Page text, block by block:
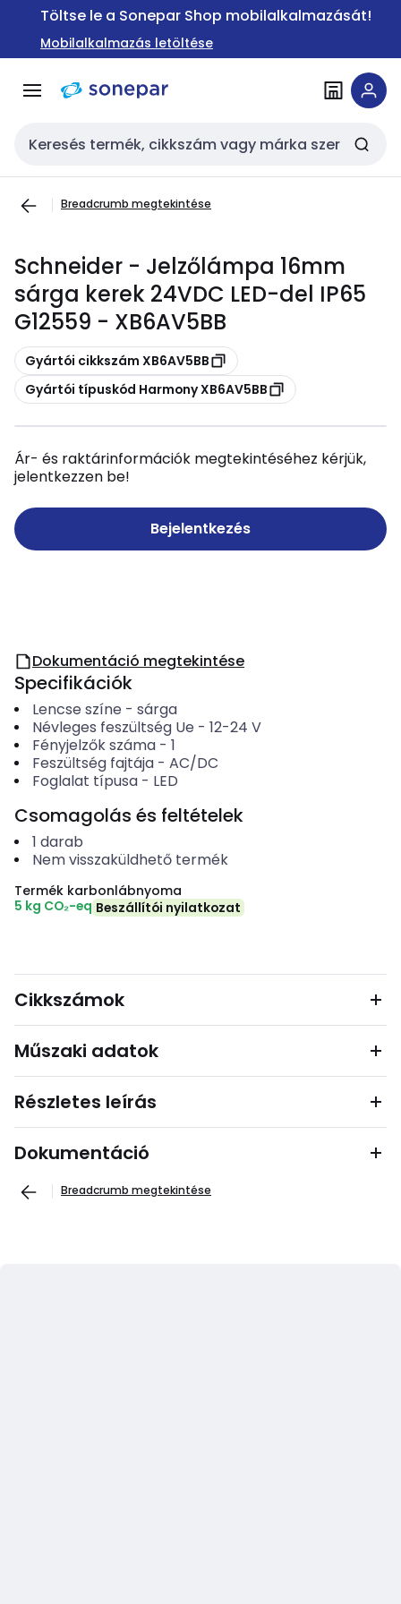
Ugrás a
Ugrás a
tartalomra
Töltse le a Sonepar Shop mobilalkalmazását!
Mobilalkalmazás letöltése
Keresési bemenet
Breadcrumb megtekintése
Schneider - Jelzőlámpa 16mm
sárga kerek 24VDC LED-del IP65
G12559 - XB6AV5BB
Másolás
Gyártói cikkszám XB6AV5BB
Másolás
Gyártói típuskód Harmony XB6AV5BB
Ár- és raktárinformációk megtekintéséhez kérjük,
jelentkezzen be!
Bejelentkezés
Dokumentáció megtekintése
Specifikációk
Lencse színe - sárga
Névleges feszültség Ue - 12-24 V
Fényjelzők száma- 1
Feszültség fajtája- AC/DC
Foglalat típusa- LED
Csomagolás és feltételek
1 darab
Nem visszaküldhető termék
Termék karbonlábnyoma
5 kg CO₂-eq Beszállítói nyilatkozat
Cikkszámok
Műszaki adatok
Részletes leírás
Dokumentáció
Breadcrumb megtekintése